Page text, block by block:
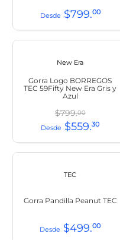
$799.00
New Era
Gorra Logo BORREGOS
TEC 59Fifty New Era Gris y
Azul
$799.00
$559.30
TEC
Gorra Pandilla Peanut TEC
$499.00